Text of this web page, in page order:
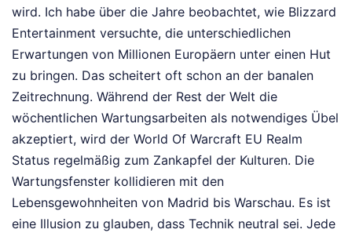
wird. Ich habe über die Jahre beobachtet, wie Blizzard
Entertainment versuchte, die unterschiedlichen
Erwartungen von Millionen Europäern unter einen Hut
zu bringen. Das scheitert oft schon an der banalen
Zeitrechnung. Während der Rest der Welt die
wöchentlichen Wartungsarbeiten als notwendiges Übel
akzeptiert, wird der World Of Warcraft EU Realm
Status regelmäßig zum Zankapfel der Kulturen. Die
Wartungsfenster kollidieren mit den
Lebensgewohnheiten von Madrid bis Warschau. Es ist
eine Illusion zu glauben, dass Technik neutral sei. Jede